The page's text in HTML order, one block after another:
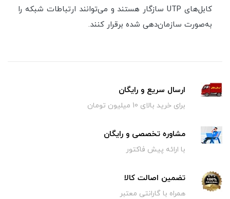
کابل‌های UTP سازگار هستند و می‌توانند ارتباطات شبکه را
به‌صورت سازمان‌دهی شده برقرار کنند.
ارسال سریع و رایگان
برای خرید بالای 10 میلیون تومان
مشاوره تخصصی و رایگان
با ارائه پیش فاکتور
تضمین اصالت کالا
همراه با گارانتی معتبر